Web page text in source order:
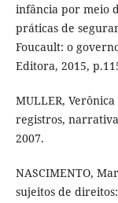
infância por meio
práticas de
Foucault: o
Editora, 2015,
MULLER,
registros,
2007.
NASCIMENTO,
sujeitos de